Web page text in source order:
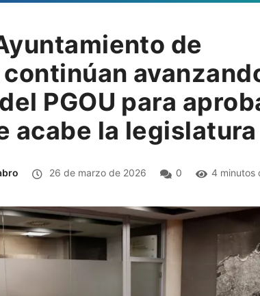
de
PGOU para
acabe la legislatura
26 de marzo de 2026 0 4 minutos